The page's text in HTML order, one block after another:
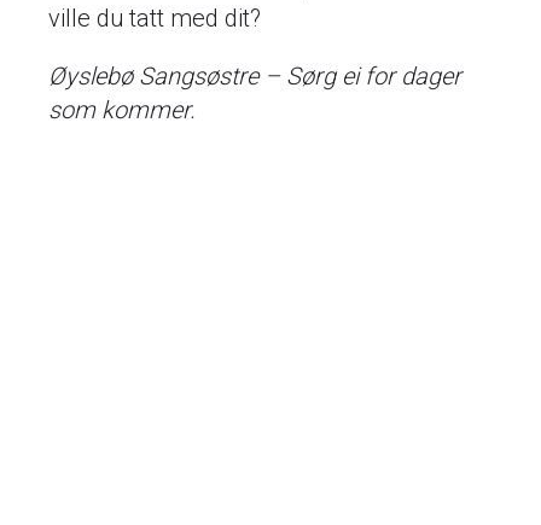
ville du tatt med dit?
Øyslebø Sangsøstre – Sørg ei for dager
som kommer.